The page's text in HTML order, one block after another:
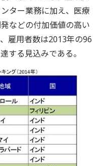
ター業務に加え、医療
などの付加価値の高い
雇用者数は2013年の96
する見込みである。